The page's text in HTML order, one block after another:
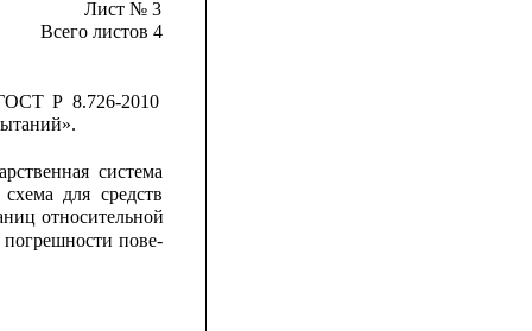
Лист № 3
Всего листов 4
Р 8.726-2010
система
схема для средств
относительной
погрешности пове-